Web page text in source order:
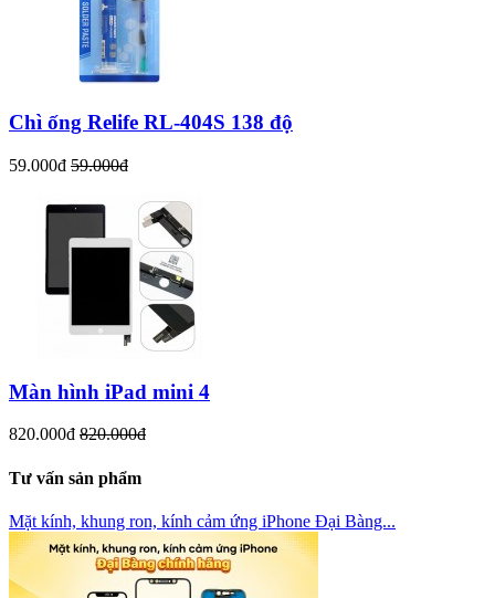
Chì ống Relife RL-404S 138 độ
59.000đ 59.000đ
Màn hình iPad mini 4
820.000đ 820.000đ
Tư vấn sản phẩm
Mặt kính, khung ron, kính cảm ứng iPhone Đại Bàng...